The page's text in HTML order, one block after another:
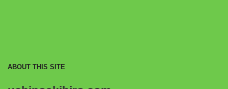
ABOUT THIS SITE